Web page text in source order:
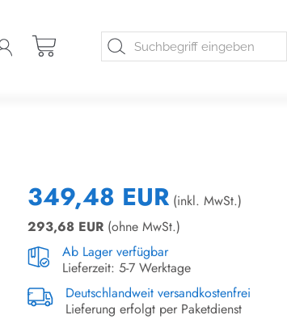
349,48 EUR (inkl. MwSt.)
293,68 EUR (ohne MwSt.)
Ab Lager verfügbar
Lieferzeit: 5-7 Werktage
Deutschlandweit versandkostenfrei
Lieferung erfolgt per Paketdienst